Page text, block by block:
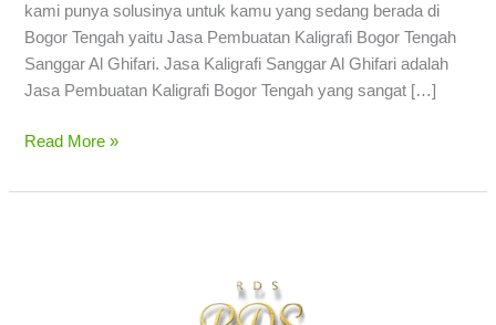
kami punya solusinya untuk kamu yang sedang berada di
Bogor Tengah yaitu Jasa Pembuatan Kaligrafi Bogor Tengah
Sanggar Al Ghifari. Jasa Kaligrafi Sanggar Al Ghifari adalah
Jasa Pembuatan Kaligrafi Bogor Tengah yang sangat […]
Read More »